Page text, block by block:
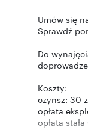
Umów się
Sprawdź
Do
Koszty:
czynsz: 30
opłata
opłata